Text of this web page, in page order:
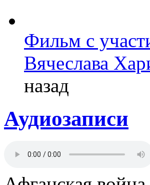
Фильм с
Вячеслава
назад
Аудиозаписи